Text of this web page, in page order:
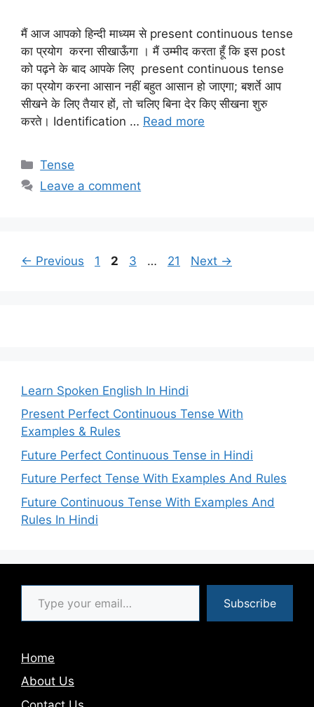
मैं आज आपको हिन्दी माध्यम से present continuous tense
का प्रयोग करना सीखाऊँगा । मैं उम्मीद करता हूँ कि इस post
को पढ़ने के बाद आपके लिए present continuous tense
का प्रयोग करना आसान नहीं बहुत आसान हो जाएगा; बशर्ते आप
सीखने के लिए तैयार हों, तो चलिए बिना देर किए सीखना शुरु
करते। Identification … Read more
Categories
Tense
Leave a comment
← Previous Page
1 Page
2 Page
3 … Page
21 Next →
Learn Spoken English In Hindi
Present Perfect Continuous Tense With
Examples & Rules
Future Perfect Continuous Tense in Hindi
Future Perfect Tense With Examples And Rules
Future Continuous Tense With Examples And
Rules In Hindi
Type your email…
Subscribe
Home
About Us